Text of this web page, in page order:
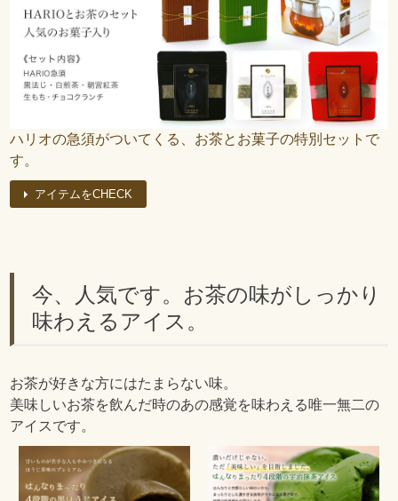
ハリオの急須がついてくる、お茶とお菓子の特別セットで
す。
アイテムをCHECK
今、人気です。お茶の味がしっかり
味わえるアイス。
お茶が好きな方にはたまらない味。
美味しいお茶を飲んだ時のあの感覚を味わえる唯一無二の
アイスです。